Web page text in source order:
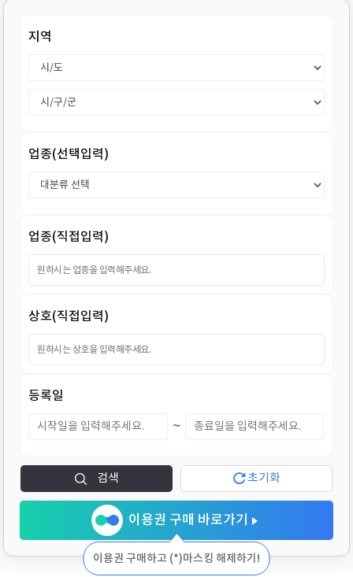
지역
업종(선택입력)
업종(직접입력)
상호(직접입력)
등록일
~
검색 초기화
이용권 구매 바로가기
이용권 구매하고 (*)마스킹 해제하기!